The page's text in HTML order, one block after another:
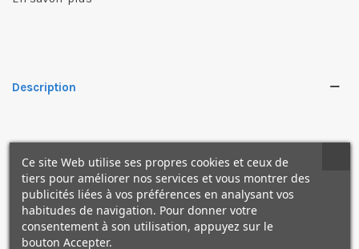
Description
Le câble Micro-B TetherPro USB-C à USB 3.0 permet de
raccorder un appareil photo USB 3.0 à un ordinateur doté
du port USB-C plus petit.
Il permet une connexion directe sans adaptateurs ou
dongles.
Du côté de la caméra, l'USB-C est également entièrement
Ce site Web utilise ses propres cookies et ceux de
tiers pour améliorer nos services et vous montrer des
publicités liées à vos préférences en analysant vos
habitudes de navigation. Pour donner votre
consentement à son utilisation, appuyez sur le
bouton Accepter.